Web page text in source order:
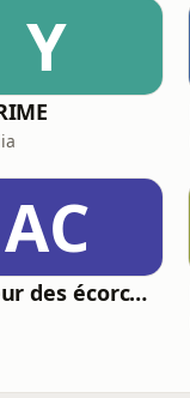
Y
AC
Au cœur des écorchés